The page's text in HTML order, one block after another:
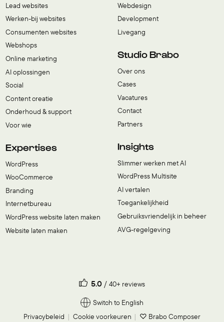
Lead websites
Werken-bij websites
Consumenten websites
Webshops
Online marketing
AI oplossingen
Social
Content creatie
Onderhoud & support
Voor wie
Expertises
WordPress
WooCommerce
Branding
Internetbureau
WordPress website laten maken
Website laten maken
Webdesign
Development
Livegang
Studio Brabo
Over ons
Cases
Vacatures
Contact
Partners
Insights
Slimmer werken met AI
WordPress Multisite
AI vertalen
Toegankelijkheid
Gebruiksvriendelijk in beheer
AVG-regelgeving
5.0 40+ reviews
Switch to English
Privacybeleid
Cookie voorkeuren ♡ Brabo Composer